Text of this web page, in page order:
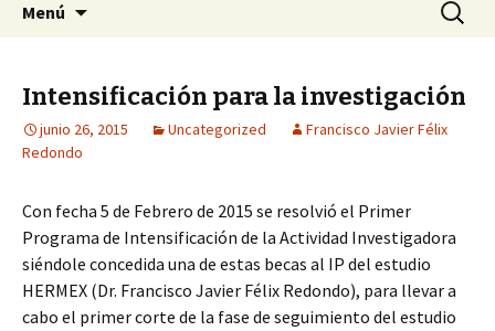
Menú
Intensificación para la investigación
junio 26, 2015 Uncategorized
Francisco Javier Félix
Redondo
Con fecha 5 de Febrero de 2015 se resolvió el Primer
Programa de Intensificación de la Actividad Investigadora
siéndole concedida una de estas becas al IP del estudio
HERMEX (Dr. Francisco Javier Félix Redondo), para llevar a
cabo el primer corte de la fase de seguimiento del estudio